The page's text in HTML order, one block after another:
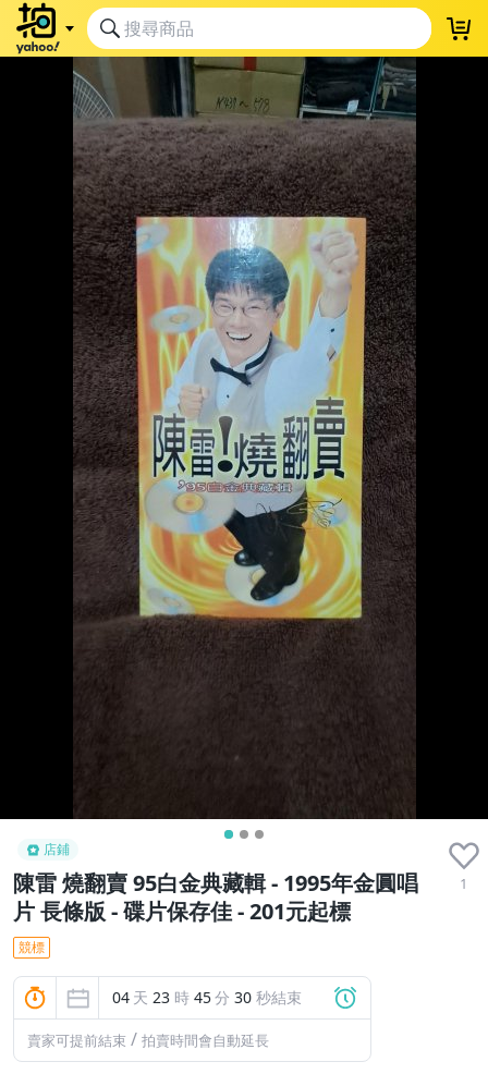
店鋪
陳雷 燒翻賣 95白金典藏輯 - 1995年金圓唱
片 長條版 - 碟片保存佳 - 201元起標
1
競標
04 天 23 時 45分 29 秒結束
賣家可提前結束 / 拍賣時間會自動延長